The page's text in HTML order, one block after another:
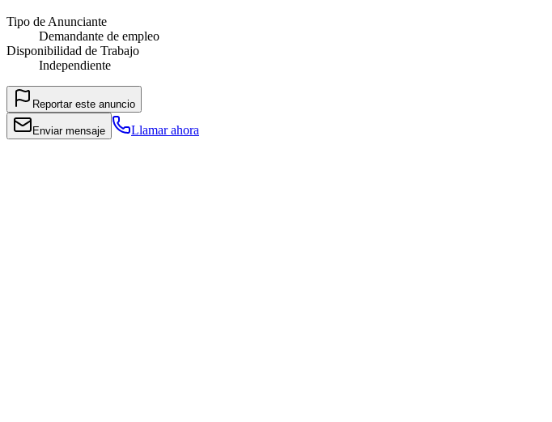
Tipo de Anunciante
Demandante de empleo
Disponibilidad de Trabajo
Independiente
Reportar este anuncio
Enviar mensaje Llamar ahora